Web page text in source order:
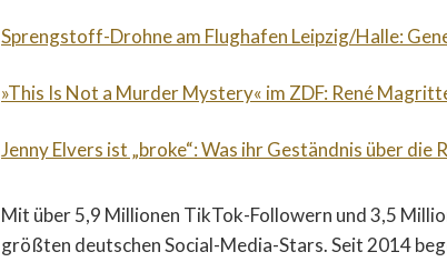
Sprengstoff-Drohne am Flughafen Leipzig/Halle:
»This Is Not a Murder Mystery« im ZDF: René
Jenny Elvers ist „broke“: Was ihr Geständnis über
Mit über 5,9 Millionen TikTok-Followern und 3,5
größten deutschen Social-Media-Stars. Seit 2014